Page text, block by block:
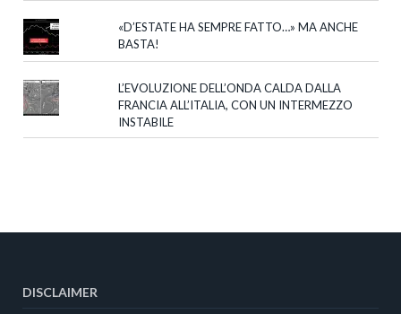
«D’ESTATE HA SEMPRE FATTO…» MA ANCHE
BASTA!
L’EVOLUZIONE DELL’ONDA CALDA DALLA
FRANCIA ALL’ITALIA, CON UN INTERMEZZO
INSTABILE
DISCLAIMER